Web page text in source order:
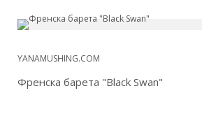
YANAMUSHING.COM
Френска барета "Black Swan"